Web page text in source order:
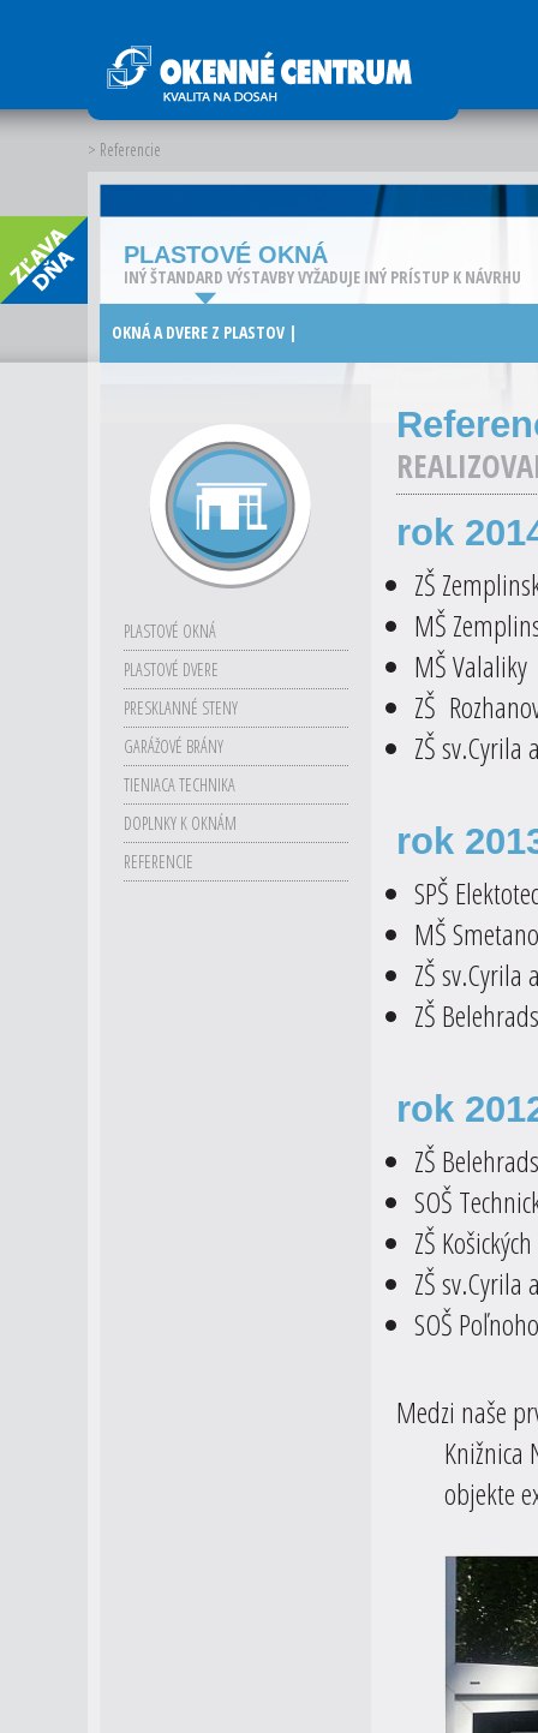
> Referencie
PLASTOVÉ OKNÁ
INÝ ŠTANDARD VÝSTAVBY VYŽADUJE INÝ PRÍSTUP K NÁVRHU
OKNÁ A DVERE Z PLASTOV |
PLASTOVÉ OKNÁ
PLASTOVÉ DVERE
PRESKLANNÉ STENY
GARÁŽOVÉ BRÁNY
TIENIACA TECHNIKA
DOPLNKY K OKNÁM
REFERENCIE
rok
ZŠ
MŠ
MŠ Valaliky
ZŠ
ZŠ sv.Cyrila
rok
SPŠ
MŠ
ZŠ sv.Cyrila
ZŠ
rok
ZŠ
SOŠ
ZŠ
ZŠ
SOŠ
Medzi naše
Knižnica
objekte